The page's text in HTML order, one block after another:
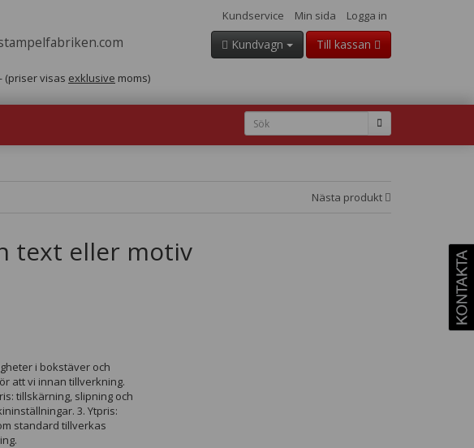
Kundservice Min sida Logga in
Kundvagn Till kassan
(priser visas exklusive moms)
Nästa produkt
text eller motiv
i bokstäver och
att vi innan tillverkning.
tillskärning, slipning och
3. Ytpris:
standard tillverkas